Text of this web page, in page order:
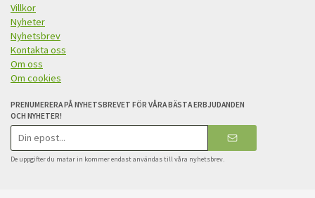
Villkor
Nyheter
Nyhetsbrev
Kontakta oss
Om oss
Om cookies
PRENUMERERA PÅ NYHETSBREVET FÖR VÅRA BÄSTA ERBJUDANDEN
OCH NYHETER!
E-
postadress
De uppgifter du matar in kommer endast användas till våra nyhetsbrev.